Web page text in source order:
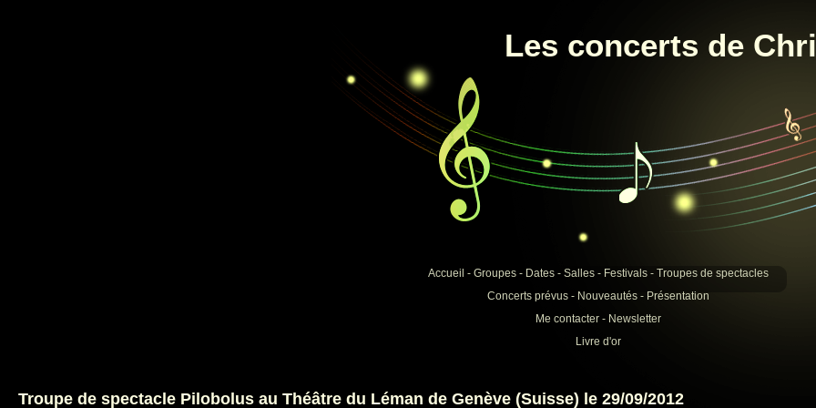
Les concerts de
Accueil - Groupes - Dates - Salles - Festivals - Troupes de spectacles
Concerts prévus - Nouveautés - Présentation
Me contacter - Newsletter
Livre d'or
Troupe de spectacle Pilobolus au Théâtre du Léman de Genève (Suisse) le 29/09/2012